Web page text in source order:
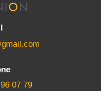
07 79